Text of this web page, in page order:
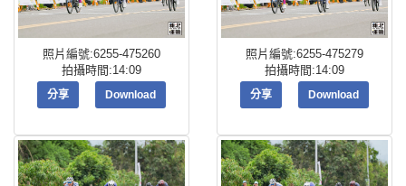
照片編號:6255-475260
拍攝時間:14:09
分享 Download
照片編號:6255-475279
拍攝時間:14:09
分享 Download